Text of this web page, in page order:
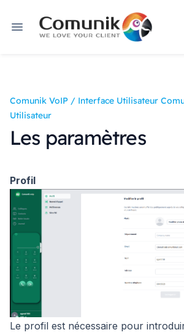
Comunik VoIP / Interface Utilisateur
Utilisateur
Les paramètres
Profil
Le profil est nécessaire pour